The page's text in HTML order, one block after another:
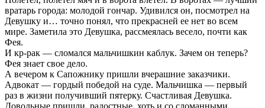
вратарь города: молодой гончар. Удивился он, посмотрел на
Девушку и… точно понял, что прекрасней ее нет во всем
мире. Заметила это Девушка, рассмеялась весело, почти как
Фея.
И кр-рак — сломался мальчишкин каблук. Зачем он теперь?
Фея знает свое дело.
А вечером к Сапожнику пришли вчерашние заказчики.
Адвокат — гордый победой на суде. Мальчишка — первый
раз в жизни получивший пятерку. Счастливая Девушка.
Довольные пришли, радостные, хоть и со сломанными